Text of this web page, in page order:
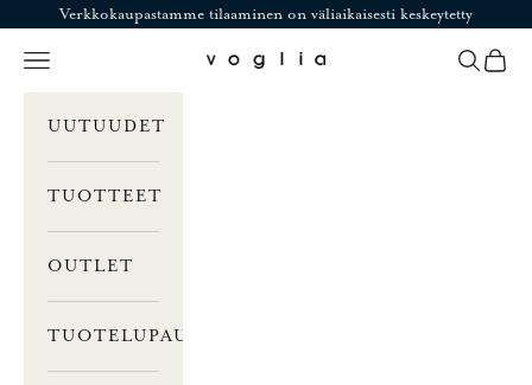
Siirry sisältöönVerkkokaupastamme tilaaminen on väliaikaisesti keskeytetty
Voglia
Valikko Haku
UUTUUDET
TUOTTEET
OUTLET
TUOTELUPAUS